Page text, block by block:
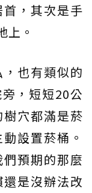
，其次是手
上。
也有類似的
，短短20公
穴都滿是菸
設置菸桶。
預期的那麼
是沒辦法改